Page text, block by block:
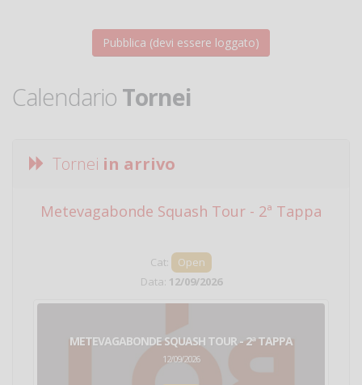
Calendario Tornei
Tornei in arrivo
Metevagabonde Squash Tour - 2ª Tappa
Cat:
Open
Data: 12/09/2026
METEVAGABONDE SQUASH TOUR - 2ª TAPPA
12/09/2026